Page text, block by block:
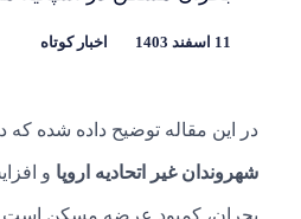
اخبار کوتاه
در این مقاله توضیح داده شده که
شهروندان غیر اتحادیه اروپا و